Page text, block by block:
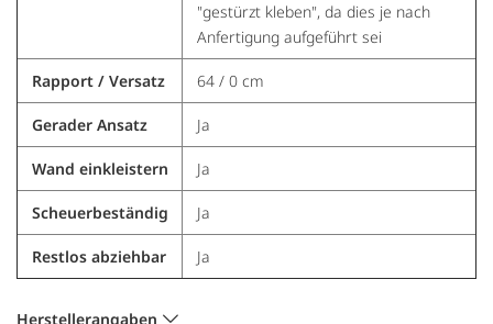
"gestürzt kleben", da dies je nach
Anfertigung aufgeführt sei
Rapport / Versatz 64 / 0 cm
Gerader Ansatz Ja
Wand einkleistern Ja
Scheuerbeständig Ja
Restlos abziehbar Ja
Herstellerangaben